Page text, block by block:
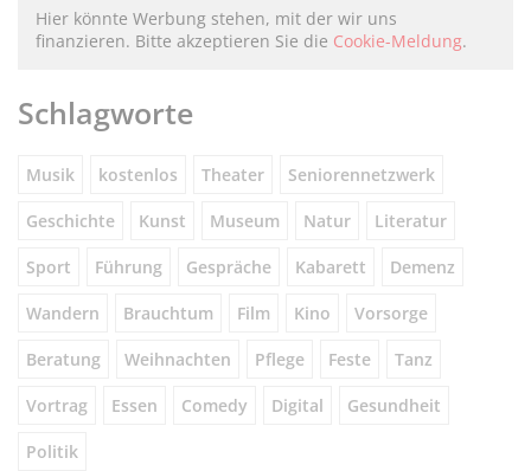
Hier könnte Werbung stehen, mit der wir uns
finanzieren. Bitte akzeptieren Sie die Cookie-Meldung.
Schlagworte
Musik kostenlos Theater Seniorennetzwerk
Geschichte Kunst Museum Natur Literatur
Sport Führung Gespräche Kabarett Demenz
Wandern Brauchtum Film Kino Vorsorge
Beratung Weihnachten Pflege Feste Tanz
Vortrag Essen Comedy Digital Gesundheit
Politik